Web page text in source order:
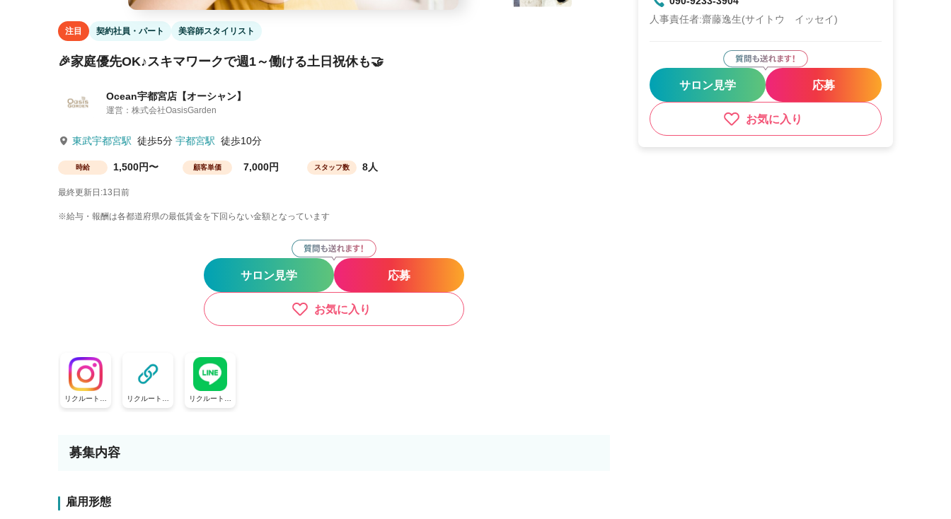
注目 契約社員・パート 美容師スタイリスト
🎉家庭優先OK♪スキマワークで週1～働ける土日祝休も🤝
Ocean宇都宮店【オーシャン】
運営：株式会社OasisGarden
東武宇都宮駅 徒歩5分 宇都宮駅 徒歩10分
時給 1,500円〜 顧客単価 7,000円 スタッフ数 8人
最終更新日:13日前
※給与・報酬は各都道府県の最低賃金を下回らない金額となっています
サロン見学 応募
お気に入り
リクルート公
式Instagram
リクルート公
式TikTok
リクルート公
式LINE
募集内容
雇用形態
人事責任者:齋藤逸生(サイトウ イッセイ)
サロン見学 応募
お気に入り